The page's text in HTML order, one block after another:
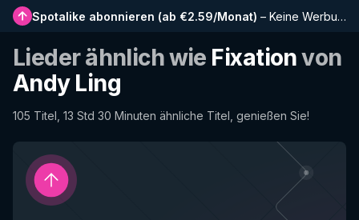
Spotalike abonnieren (ab €2.59/Monat) – Keine Werbung, längere Playlists, vollständiger Verlauf und Frühzugriff auf neue Funktionen
Lieder ähnlich wie Fixationvon
Andy Ling
105 Titel, 13 Std 30 Minuten ähnliche Titel, genießen Sie!